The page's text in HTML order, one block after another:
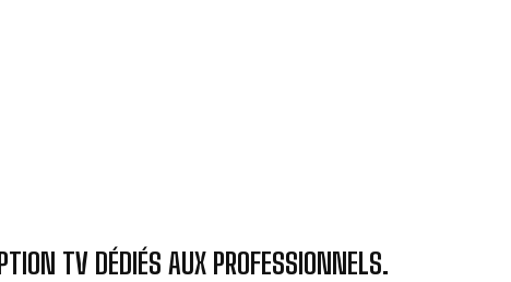
TV DÉDIÉS AUX PROFESSIONNELS.